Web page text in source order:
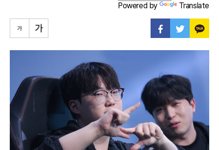
Powered by Translate